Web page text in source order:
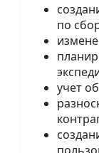
по
учет